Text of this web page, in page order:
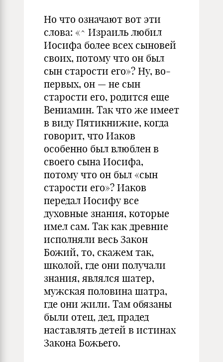
Но что означают вот эти
слова: «^ Израиль любил
Иосифа более всех сыновей
своих, потому что он был
сын старости его»? Ну, во-
первых, он — не сын
старости его, родится еще
Вениамин. Так что же имеет
в виду Пятикнижие, когда
говорит, что Иаков
особенно был влюблен в
своего сына Иосифа,
потому что он был «сын
старости его»? Иаков
передал Иосифу все
духовные знания, которые
имел сам. Так как древние
исполняли весь Закон
Божий, то, скажем так,
школой, где они получали
знания, являлся шатер,
мужская половина шатра,
где они жили. Там обязаны
были отец, дед, прадед
наставлять детей в истинах
Закона Божьего.